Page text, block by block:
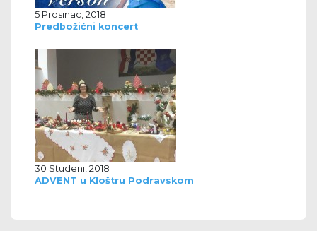
5 Prosinac, 2018
Predbožićni koncert
30 Studeni, 2018
ADVENT u Kloštru Podravskom